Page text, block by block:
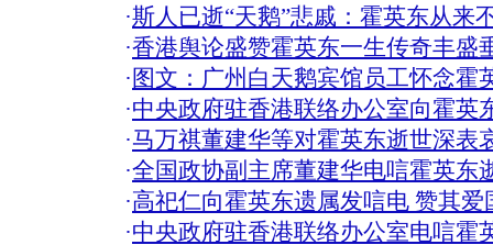
·斯人已逝“天鹅”悲戚：霍英东从来
·香港舆论盛赞霍英东一生传奇丰盛
· 图文：广州白天鹅宾馆员工怀念霍
·中央政府驻香港联络办公室向霍英
·马万祺董建华等对霍英东逝世深表
·全国政协副主席董建华电唁霍英东
·高祀仁向霍英东遗属发唁电 赞其爱
·中央政府驻香港联络办公室电唁霍